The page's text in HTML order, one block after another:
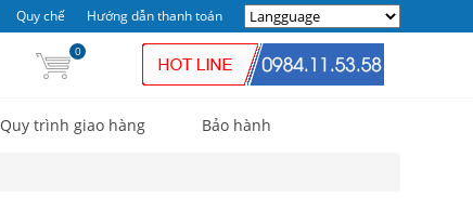
Quy chế Hướng dẫn thanh toán
0
Quy trình giao hàng Bảo hành